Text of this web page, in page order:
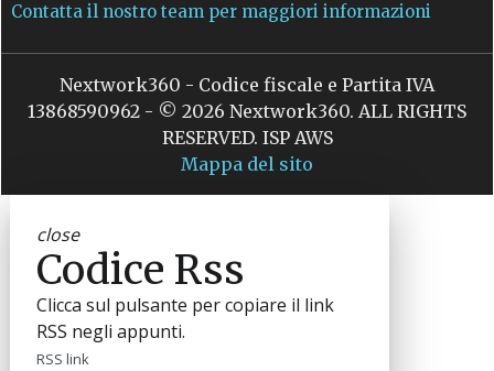
Contatta il nostro team per maggiori informazioni
Nextwork360 - Codice fiscale e Partita IVA
13868590962 - © 2026 Nextwork360. ALL RIGHTS
RESERVED. ISP AWS
Mappa del sito
close
Codice Rss
Clicca sul pulsante per copiare il link
RSS negli appunti.
RSS link